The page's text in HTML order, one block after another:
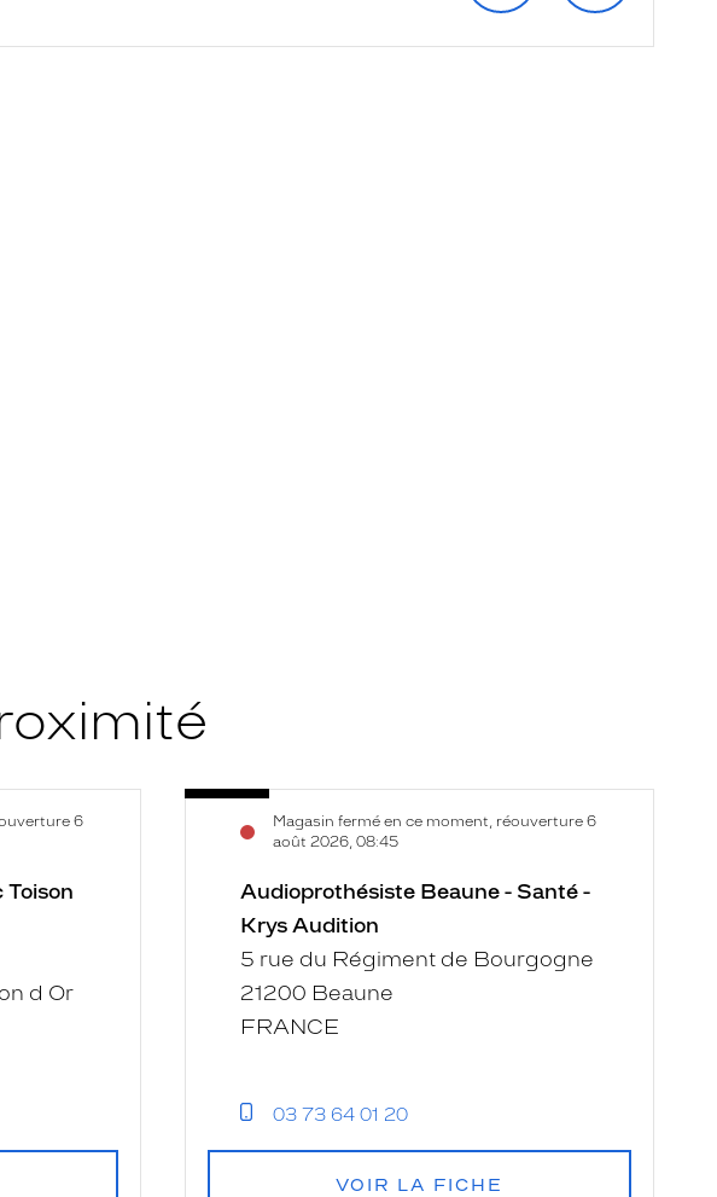
6
d Or
Audioprothésiste
Beaune
Santé
Magasin fermé en ce moment, réouverture 6
août 2026, 08:45
Voir
Audioprothésiste Beaune - Santé -
Krys Audition
5 rue du Régiment de Bourgogne
21200 Beaune
FRANCE
03 73 64 01 20
VOIR LA FICHE